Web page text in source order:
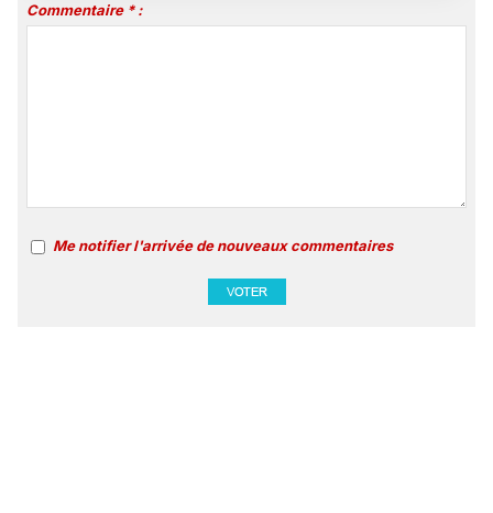
Commentaire * :
Me notifier l'arrivée de nouveaux commentaires